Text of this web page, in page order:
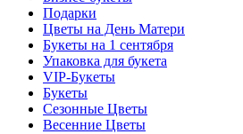
Подарки
Цветы на День Матери
Букеты на 1 сентября
Упаковка для букета
VIP-Букеты
Букеты
Сезонные Цветы
Весенние Цветы